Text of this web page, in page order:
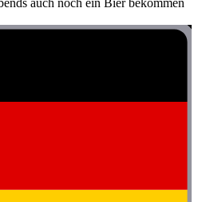
auch noch ein Bier bekommen